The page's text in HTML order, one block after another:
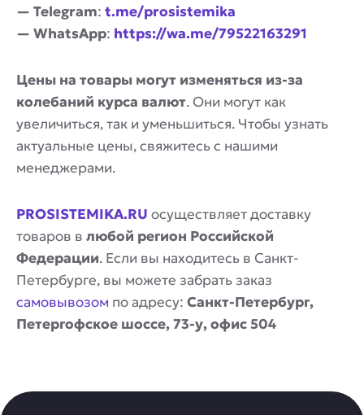
— Telegram: t.me/prosistemika
— WhatsApp: https://wa.me/79522163291
Цены на товары могут изменяться из-за
колебаний курса валют. Они могут как
увеличиться, так и уменьшиться. Чтобы узнать
актуальные цены, свяжитесь с нашими
менеджерами.
PROSISTEMIKA.RU осуществляет доставку
товаров в любой регион Российской
Федерации. Если вы находитесь в Санкт-
Петербурге, вы можете забрать заказ
самовывозом по адресу: Санкт-Петербург,
Петергофское шоссе, 73-у, офис 504